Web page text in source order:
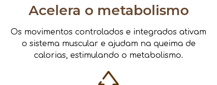
Acelera o metabolismo
Os movimentos controlados e integrados ativam
o sistema muscular e ajudam na queima de
calorias, estimulando o metabolismo.